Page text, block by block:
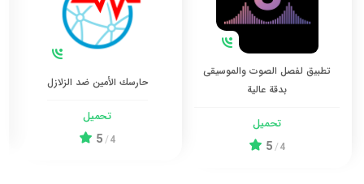
تطبيق لفصل الصوت والموسيقى
بدقة عالية
تحميل
4
/
5
حارسك الأمين ضد الزلازل
تحميل
4
/
5